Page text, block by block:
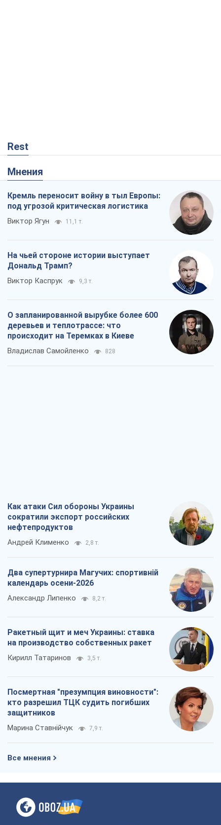
Rest
Мнения
Кремль переносит войну в тыл Европы:
под угрозой критическая логистика
Виктор Ягун 11,1 т.
На чьей стороне истории выступает
Дональд Трамп?
Виктор Каспрук 9,3 т.
О запланированной вырубке более 600
деревьев и теплотрассе: что
происходит на Теремках в Киеве
Владислав Самойленко 828
Как атаки Сил обороны Украины
сократили экспорт российских
нефтепродуктов
Андрей Клименко 2,8 т.
Два супертурнира Магучих: спортивній
календарь осени-2026
Александр Липенко 8,2 т.
Ракетный щит и меч Украины: ставка
на производство собственных ракет
Кирилл Татаринов 3,5 т.
Посмертная "презумпция виновности":
кто разрешил ТЦК судить погибших
защитников
Марина Ставнійчук 7,9 т.
Все мнения